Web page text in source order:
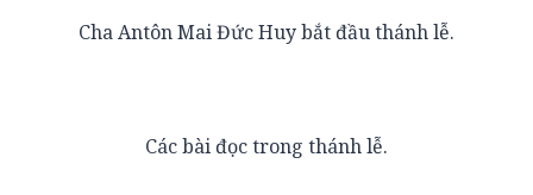
Cha Antôn Mai Đức Huy bắt đầu thánh lễ.
Các bài đọc trong thánh lễ.